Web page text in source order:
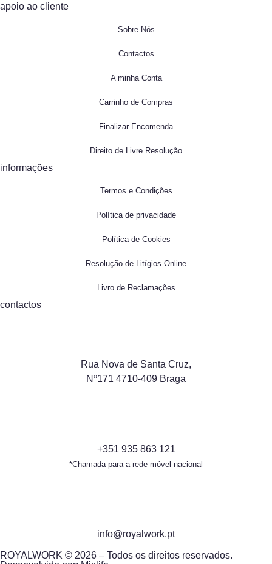
apoio ao cliente
Sobre Nós
Contactos
A minha Conta
Carrinho de Compras
Finalizar Encomenda
Direito de Livre Resolução
informações
Termos e Condições
Política de privacidade
Política de Cookies
Resolução de Litígios Online
Livro de Reclamações
contactos
Rua Nova de Santa Cruz,
Nº171 4710-409 Braga
+351 935 863 121
*Chamada para a rede móvel nacional
info@royalwork.pt
ROYALWORK © 2026 – Todos os direitos reservados.